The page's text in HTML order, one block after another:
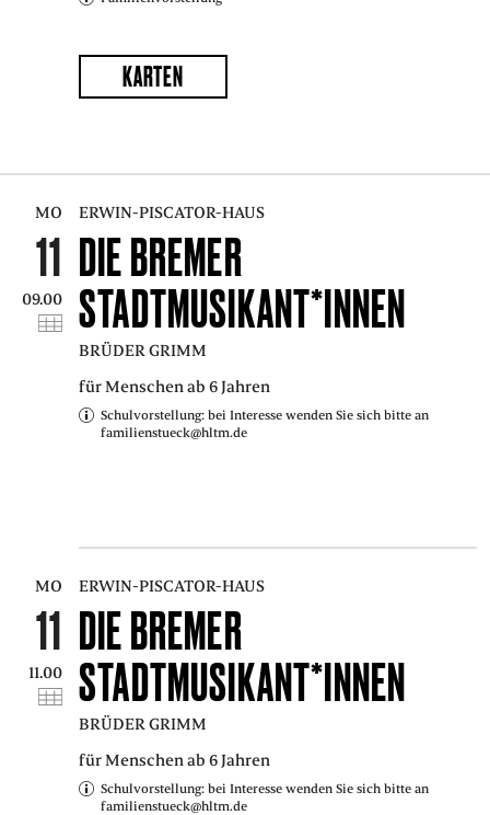
KARTEN
MO
11
09.00
ERWIN-PISCATOR-HAUS
DIE BREMER
STADTMUSIKANT*INNEN
BRÜDER GRIMM
für Menschen ab 6 Jahren
Schulvorstellung: bei Interesse wenden Sie sich bitte an
familienstueck@hltm.de
MO
11
11.00
ERWIN-PISCATOR-HAUS
DIE BREMER
STADTMUSIKANT*INNEN
BRÜDER GRIMM
für Menschen ab 6 Jahren
Schulvorstellung: bei Interesse wenden Sie sich bitte an
familienstueck@hltm.de